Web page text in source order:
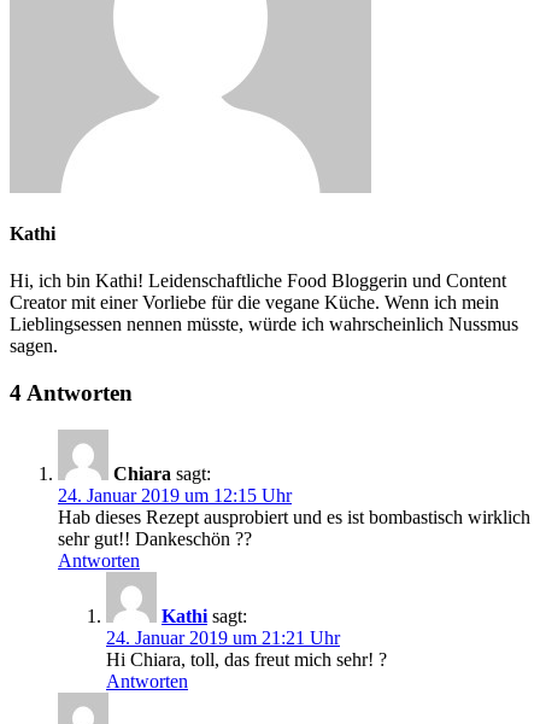
Kathi
Hi, ich bin Kathi! Leidenschaftliche Food Bloggerin und Content
Creator mit einer Vorliebe für die vegane Küche. Wenn ich mein
Lieblingsessen nennen müsste, würde ich wahrscheinlich Nussmus
sagen.
4 Antworten
Chiara sagt:
24. Januar 2019 um 12:15 Uhr
Hab dieses Rezept ausprobiert und es ist bombastisch wirklich
sehr gut!! Dankeschön ??
Antworten
Kathi sagt:
24. Januar 2019 um 21:21 Uhr
Hi Chiara, toll, das freut mich sehr! ?
Antworten